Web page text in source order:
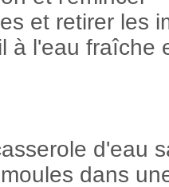
et retirer les
à l'eau fraîche
d'eau
dans